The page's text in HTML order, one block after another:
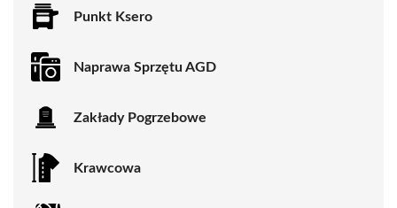
Punkt Ksero
Naprawa Sprzętu AGD
Zakłady Pogrzebowe
Krawcowa